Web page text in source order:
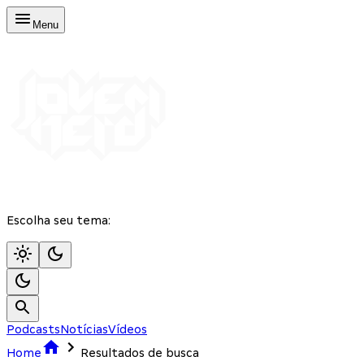
Menu
Escolha seu tema:
PodcastsNotíciasVídeos
Home
Resultados de busca